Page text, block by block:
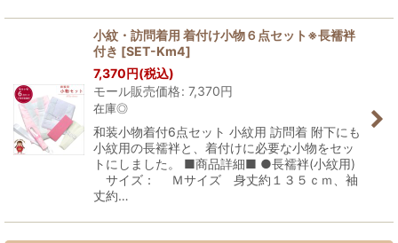
小紋・訪問着用 着付け小物６点セット※長襦袢
付き [SET-Km4]
7,370円(税込)
モール販売価格: 7,370円
在庫◎
和装小物着付6点セット 小紋用 訪問着 附下にも
小紋用の長襦袢と、着付けに必要な小物をセッ
トにしました。 ■商品詳細■ ●長襦袢(小紋用)
サイズ： Ｍサイズ 身丈約１３５ｃｍ、袖
丈約…